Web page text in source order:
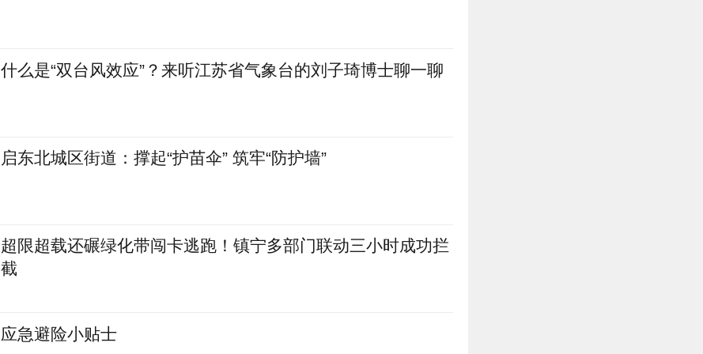
什么是“双台风效应”？来听江苏省气象台的刘子琦博士聊一聊
启东北城区街道：撑起“护苗伞” 筑牢“防护墙”
超限超载还碾绿化带闯卡逃跑！镇宁多部门联动三小时成功拦
截
应急避险小贴士